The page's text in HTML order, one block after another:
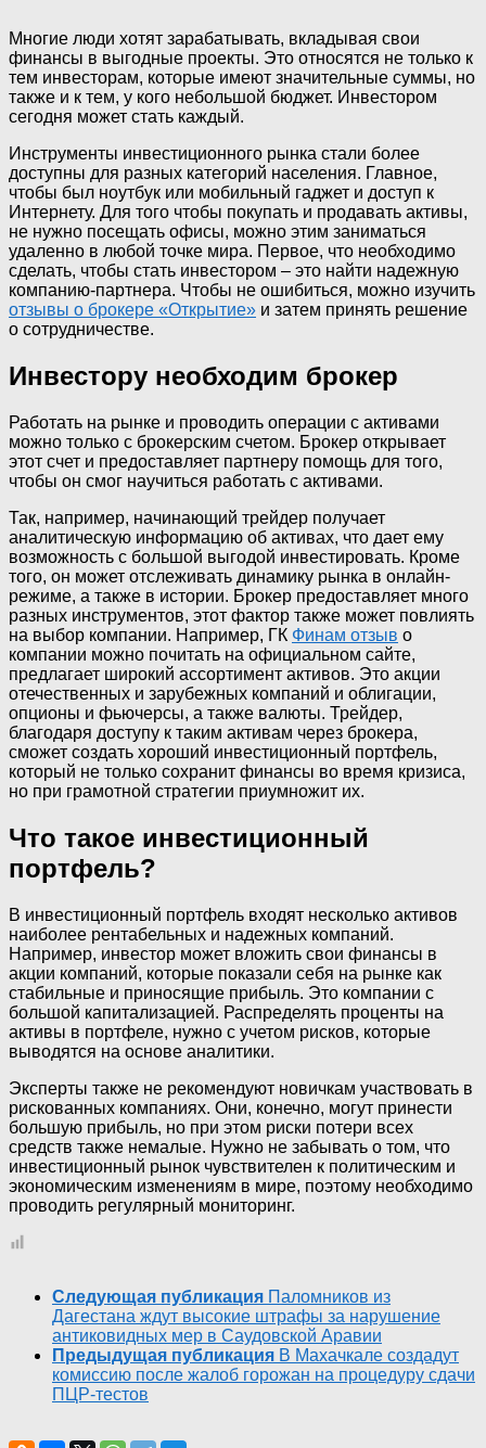
Многие люди хотят зарабатывать, вкладывая свои
финансы в выгодные проекты. Это относятся не только к
тем инвесторам, которые имеют значительные суммы, но
также и к тем, у кого небольшой бюджет. Инвестором
сегодня может стать каждый.
Инструменты инвестиционного рынка стали более
доступны для разных категорий населения. Главное,
чтобы был ноутбук или мобильный гаджет и доступ к
Интернету. Для того чтобы покупать и продавать активы,
не нужно посещать офисы, можно этим заниматься
удаленно в любой точке мира. Первое, что необходимо
сделать, чтобы стать инвестором – это найти надежную
компанию-партнера. Чтобы не ошибиться, можно изучить
отзывы о брокере «Открытие» и затем принять решение
о сотрудничестве.
Инвестору необходим брокер
Работать на рынке и проводить операции с активами
можно только с брокерским счетом. Брокер открывает
этот счет и предоставляет партнеру помощь для того,
чтобы он смог научиться работать с активами.
Так, например, начинающий трейдер получает
аналитическую информацию об активах, что дает ему
возможность с большой выгодой инвестировать. Кроме
того, он может отслеживать динамику рынка в онлайн-
режиме, а также в истории. Брокер предоставляет много
разных инструментов, этот фактор также может повлиять
на выбор компании. Например, ГК Финам отзыв о
компании можно почитать на официальном сайте,
предлагает широкий ассортимент активов. Это акции
отечественных и зарубежных компаний и облигации,
опционы и фьючерсы, а также валюты. Трейдер,
благодаря доступу к таким активам через брокера,
сможет создать хороший инвестиционный портфель,
который не только сохранит финансы во время кризиса,
но при грамотной стратегии приумножит их.
Что такое инвестиционный
портфель?
В инвестиционный портфель входят несколько активов
наиболее рентабельных и надежных компаний.
Например, инвестор может вложить свои финансы в
акции компаний, которые показали себя на рынке как
стабильные и приносящие прибыль. Это компании с
большой капитализацией. Распределять проценты на
активы в портфеле, нужно с учетом рисков, которые
выводятся на основе аналитики.
Эксперты также не рекомендуют новичкам участвовать в
рискованных компаниях. Они, конечно, могут принести
большую прибыль, но при этом риски потери всех
средств также немалые. Нужно не забывать о том, что
инвестиционный рынок чувствителен к политическим и
экономическим изменениям в мире, поэтому необходимо
проводить регулярный мониторинг.
Следующая публикация Паломников из
Дагестана ждут высокие штрафы за нарушение
антиковидных мер в Саудовской Аравии
Предыдущая публикация В Махачкале создадут
комиссию после жалоб горожан на процедуру сдачи
ПЦР-тестов